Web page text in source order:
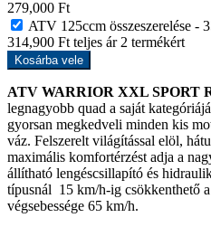
279,000 Ft
ATV 125ccm összeszerelése -
314,900 Ft teljes ár 2 termékért
Kosárba vele
ATV WARRIOR XXL SPORT
legnagyobb quad a saját
gyorsan megkedveli minden kis
váz. Felszerelt világítással elöl,
maximális komfortérzést adja a
állítható lengéscsillapító és
típusnál 15 km/h-ig csökkenthető
végsebessége 65 km/h.